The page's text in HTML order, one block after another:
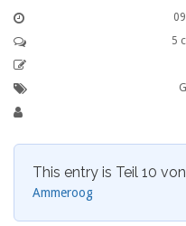
5
This entry is Teil 10
Ammeroog